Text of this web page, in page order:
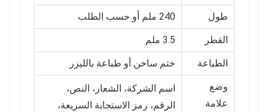
طول 240 ملم أو حسب الطلب
القطر 3.5 ملم
الطباعة ختم ساخن أو طباعة بالليزر
وضع
علامة
اسم الشركة، الشعار، النص،
الرقم، رمز الاستجابة السريعة،